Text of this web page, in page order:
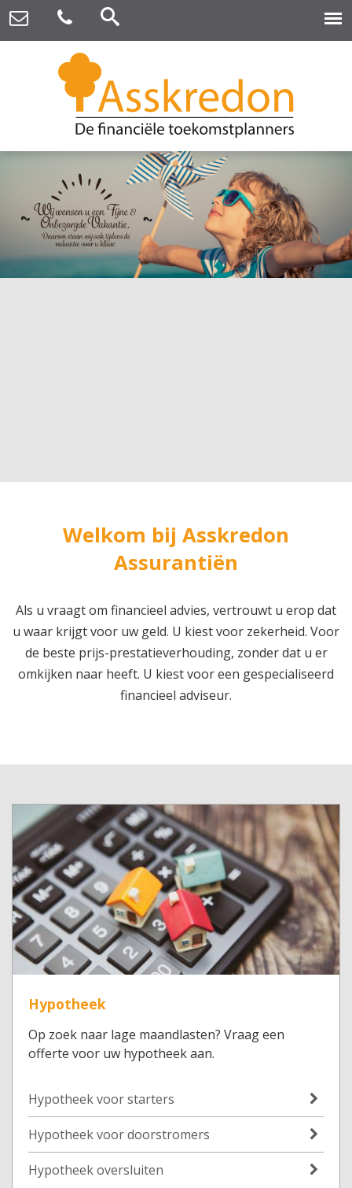
Welkom bij Asskredon
Assurantiën
Als u vraagt om financieel advies, vertrouwt u erop dat
u waar krijgt voor uw geld. U kiest voor zekerheid. Voor
de beste prijs-prestatieverhouding, zonder dat u er
omkijken naar heeft. U kiest voor een gespecialiseerd
financieel adviseur.
Hypotheek
Op zoek naar lage maandlasten? Vraag een
offerte voor uw hypotheek aan.
Hypotheek voor starters
Hypotheek voor doorstromers
Hypotheek oversluiten